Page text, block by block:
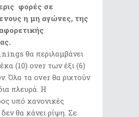
φορές σε
η μη αγώνες, της
θα περιλαμβάνει
(10) over των έξι (6)
Όλα τα over θα ριχτούν
πλευρά. Η
υπό κανονικές
θα κάνει ρίψη. Σε